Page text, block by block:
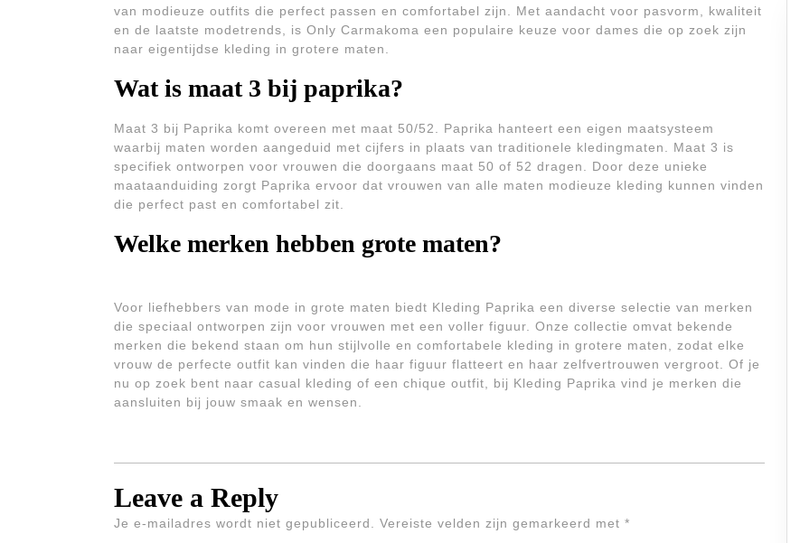
van modieuze outfits die perfect passen en comfortabel zijn. Met aandacht voor pasvorm, kwaliteit
en de laatste modetrends, is Only Carmakoma een populaire keuze voor dames die op zoek zijn
naar eigentijdse kleding in grotere maten.
Wat is maat 3 bij paprika?
Maat 3 bij Paprika komt overeen met maat 50/52. Paprika hanteert een eigen maatsysteem
waarbij maten worden aangeduid met cijfers in plaats van traditionele kledingmaten. Maat 3 is
specifiek ontworpen voor vrouwen die doorgaans maat 50 of 52 dragen. Door deze unieke
maataanduiding zorgt Paprika ervoor dat vrouwen van alle maten modieuze kleding kunnen vinden
die perfect past en comfortabel zit.
Welke merken hebben grote maten?
Voor liefhebbers van mode in grote maten biedt Kleding Paprika een diverse selectie van merken
die speciaal ontworpen zijn voor vrouwen met een voller figuur. Onze collectie omvat bekende
merken die bekend staan om hun stijlvolle en comfortabele kleding in grotere maten, zodat elke
vrouw de perfecte outfit kan vinden die haar figuur flatteert en haar zelfvertrouwen vergroot. Of je
nu op zoek bent naar casual kleding of een chique outfit, bij Kleding Paprika vind je merken die
aansluiten bij jouw smaak en wensen.
Leave a Reply
Je e-mailadres wordt niet gepubliceerd. Vereiste velden zijn gemarkeerd met *